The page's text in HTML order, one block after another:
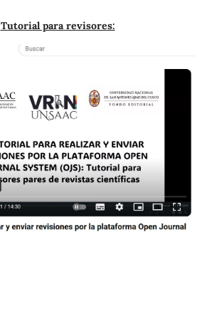
Tutorial para revisores: